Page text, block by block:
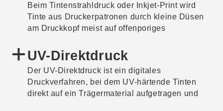
ausgeführt werden. Hierbei legt sich die Farbe
auf die Oberfläche des jeweiligen Materials.
Beim Tintenstrahldruck oder Inkjet-Print wird
Tinte aus Druckerpatronen durch kleine Düsen
am Druckkopf meist auf offenporiges
basieren auf digitalen Dateien und werden
deshalb zu den digitalen Druckverfahren
gezählt. Beim Pigmenttintenstrahldruck wird
pigmenthaltige Tinte verwendet. Pigmente sind
lichtunempfindliche Farbmittel, die als feste
UV-Direktdruck
Der UV-Direktdruck ist ein digitales
Druckverfahren, bei dem UV-härtende Tinten
direkt auf ein Trägermaterial aufgetragen und